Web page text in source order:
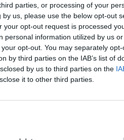
parties, or processing of your
us, please use the below opt-out
opt-out request is processed
personal information utilized by us
opt-out. You may separately
by third parties on the IAB’s list of
by us to third parties on the
it to other third parties.
ma i bookie
le porte al
- Manchester
un grande colpo
a Enzo
come nel 2023,
del